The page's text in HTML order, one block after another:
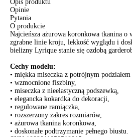
Opis produktu
Opinie
Pytania
O produkcie
Najcieńsza ażurowa koronkowa tkanina o
zgrabne linie kroju, lekkość wyglądu i
bielizny Lyrique stanie się ozdobą
Cechy modelu:
• miękka miseczka z potrójnym
• wzmocnione fiszbiny,
• miseczka z nieelastyczną podszewką,
• elegancka kokardka do dekoracji,
• regulowane ramiączka,
• rozszerzony zakres rozmiarów,
• ażurowa tkanina koronkowa,
• doskonałe podtrzymanie pełnego biustu.